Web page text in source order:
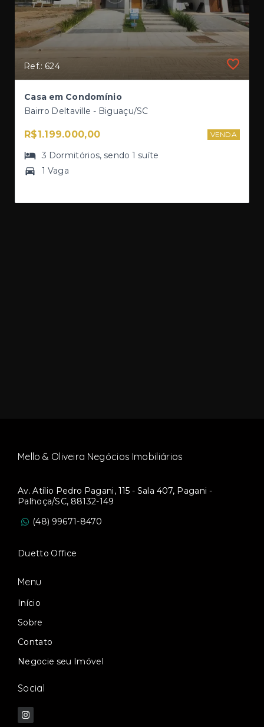
Ref.: 624
Casa em Condomínio
Bairro Deltaville - Biguaçu/SC
R$1.199.000,00 VENDA
3 Dormitórios, sendo1 suíte
1 Vaga
Mello & Oliveira Negócios Imobiliários
Av. Atílio Pedro Pagani, 115 - Sala 407, Pagani -
Palhoça/SC, 88132-149
(48) 99671-8470
Duetto Office
Menu
Início
Sobre
Contato
Negocie seu Imóvel
Social